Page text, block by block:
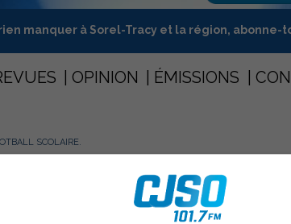
manquer à Sorel-Tracy et la région,
OPINION ÉMISSIONS
SCOLAIRE.